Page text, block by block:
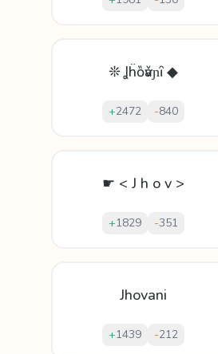
❊ Ʝḧȍѵǎɲȋ ◆
+2472 -840
☛ < J h o v >
+1829 -351
Jhovani
+1439 -212